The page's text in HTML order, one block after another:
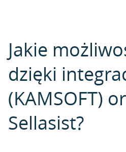
Jakie
dzięki
(KAMSOFT)
Sellasist?